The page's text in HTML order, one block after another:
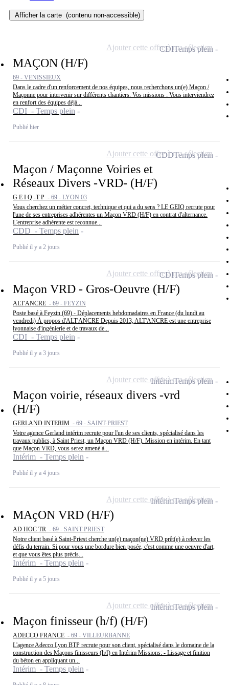
Afficher la carte (contenu non-accessible)
MAÇON (H/F)
69 - VENISSIEUX
Dans le cadre d'un renforcement de nos équipes, nous recherchons un(e) Maçon /
Maçonne pour intervenir sur différents chantiers. Vos missions : Vous interviendrez
en renfort des équipes déjà...
CDI - Temps plein
Publié hier
CDITemps plein
Ajouter cette offre à ma sélection
Maçon / Maçonne Voiries et
Réseaux Divers -VRD- (H/F)
G E I Q -T P - 69 - LYON 03
Vous cherchez un métier concret, technique et qui a du sens ? LE GEIQ recrute pour
l'une de ses entreprises adhérentes un Maçon VRD (H/F) en contrat d'alternance.
L'entreprise adhérente est reconnue...
CDD - Temps plein
Publié il y a 2 jours
CDDTemps plein
Ajouter cette offre à ma sélection
Maçon VRD - Gros-Oeuvre (H/F)
ALT'ANCRE - 69 - FEYZIN
Poste basé à Feyzin (69) - Déplacements hebdomadaires en France (du lundi au
vendredi) À propos d'ALT'ANCRE Depuis 2013, ALT'ANCRE est une entreprise
lyonnaise d'ingénierie et de travaux de...
CDI - Temps plein
Publié il y a 3 jours
CDITemps plein
Ajouter cette offre à ma sélection
Maçon voirie, réseaux divers -vrd
(H/F)
GERLAND INTERIM - 69 - SAINT-PRIEST
Votre agence Gerland intérim recrute pour l'un de ses clients, spécialisé dans les
travaux publics, à Saint Priest, un Maçon VRD (H/F). Mission en intérim. En tant
que Maçon VRD, vous serez amené à...
Intérim - Temps plein
Publié il y a 4 jours
IntérimTemps plein
Ajouter cette offre à ma sélection
MAçON VRD (H/F)
AD HOC TR - 69 - SAINT-PRIEST
Notre client basé à Saint-Priest cherche un(e) maçon(ne) VRD prêt(e) à relever les
défis du terrain. Si pour vous une bordure bien posée, c'est comme une oeuvre d'art,
et que vous êtes plus précis...
Intérim - Temps plein
Publié il y a 5 jours
IntérimTemps plein
Ajouter cette offre à ma sélection
Maçon finisseur (h/f) (H/F)
ADECCO FRANCE - 69 - VILLEURBANNE
L'agence Adecco Lyon BTP recrute pour son client, spécialisé dans le domaine de la
construction des Maçons finisseurs (h/f) en Intérim Missions: - Lissage et finition
du béton en appliquant un...
Intérim - Temps plein
IntérimTemps plein
Ajouter cette offre à ma sélection